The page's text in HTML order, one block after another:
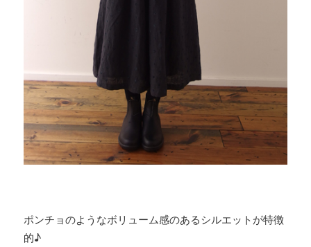
ポンチョのようなボリューム感のあるシルエットが特徴
的♪